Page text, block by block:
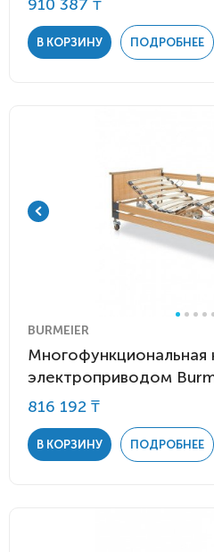
910 387 ₸
В КОРЗИНУ ПОДРОБНЕЕ
BURMEIER
Многофункциональная
электроприводом
816 192 ₸
В КОРЗИНУ ПОДРОБНЕЕ